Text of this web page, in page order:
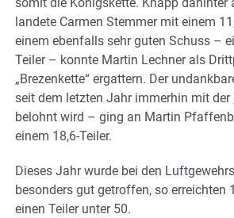
landete Carmen Stemmer mit einem
einem ebenfalls sehr guten Schuss –
Teiler – konnte Martin Lechner als
„Brezenkette“ ergattern. Der
seit dem letzten Jahr immerhin mit der
belohnt wird – ging an Martin
einem 18,6-Teiler.
Dieses Jahr wurde bei den
besonders gut getroffen, so erreichten
einen Teiler unter 50.